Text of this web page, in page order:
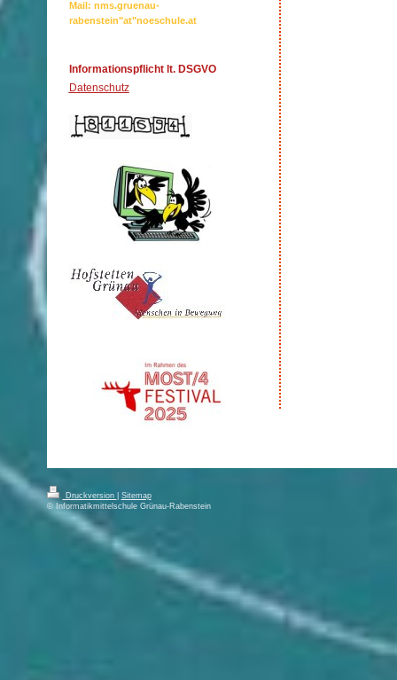
Mail: nms.gruenau-
rabenstein"at"noeschule.at
Informationspflicht lt. DSGVO
Datenschutz
Druckversion
Sitemap
© Informatikmittelschule Grünau-Rabenstein